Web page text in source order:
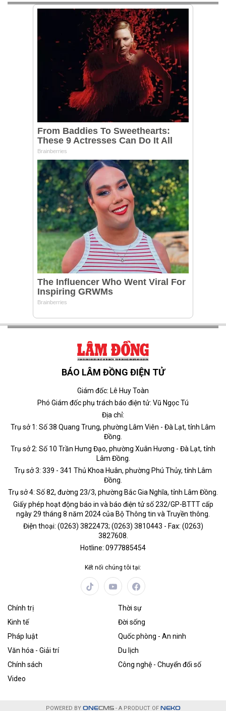
BÁO LÂM ĐỒNG ĐIỆN TỬ
Giám đốc: Lê Huy Toàn
Phó Giám đốc phụ trách báo điện tử: Vũ Ngọc Tú
Địa chỉ:
Trụ sở 1: Số 38 Quang Trung, phường Lâm Viên - Đà Lạt, tỉnh Lâm
Đồng.
Trụ sở 2: Số 10 Trần Hưng Đạo, phường Xuân Hương - Đà Lạt, tỉnh
Lâm Đồng.
Trụ sở 3: 339 - 341 Thủ Khoa Huân, phường Phú Thủy, tỉnh Lâm
Đồng.
Trụ sở 4: Số 82, đường 23/3, phường Bắc Gia Nghĩa, tỉnh Lâm Đồng.
Giấy phép hoạt động báo in và báo điện tử số 232/GP-BTTT cấp
ngày 29 tháng 8 năm 2024 của Bộ Thông tin và Truyền thông.
Điện thoại: (0263) 3822473; (0263) 3810443 - Fax: (0263)
3827608.
Hotline: 0977885454
Kết nối chúng tôi tại:
Chính trị
Thời sự
Kinh tế
Đời sống
Pháp luật
Quốc phòng - An ninh
Văn hóa - Giải trí
Du lịch
Chính sách
Công nghệ - Chuyển đổi số
Video
POWERED BY ONECMS- A PRODUCT OF NEKO